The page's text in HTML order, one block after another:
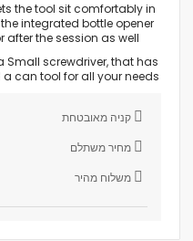
the tool sit comfortably in
integrated bottle opener
after the session as well.
Small screwdriver, that has
can tool for all your needs
קניה מאובטחת
מחיר משתלם
משלוח מהיר